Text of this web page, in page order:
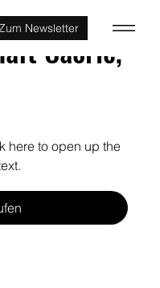
Newsletter
Caorle,
here to open up the